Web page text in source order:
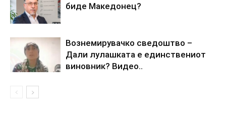
биде Македонец?
Вознемирувачко сведоштво –
Дали лулашката е единствениот
виновник? Видео..